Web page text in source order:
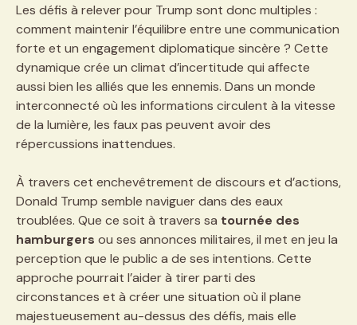
Les défis à relever pour Trump sont donc multiples :
comment maintenir l’équilibre entre une communication
forte et un engagement diplomatique sincère ? Cette
dynamique crée un climat d’incertitude qui affecte
aussi bien les alliés que les ennemis. Dans un monde
interconnecté où les informations circulent à la vitesse
de la lumière, les faux pas peuvent avoir des
répercussions inattendues.
À travers cet enchevêtrement de discours et d’actions,
Donald Trump semble naviguer dans des eaux
troublées. Que ce soit à travers sa tournée des
hamburgers ou ses annonces militaires, il met en jeu la
perception que le public a de ses intentions. Cette
approche pourrait l’aider à tirer parti des
circonstances et à créer une situation où il plane
majestueusement au-dessus des défis, mais elle